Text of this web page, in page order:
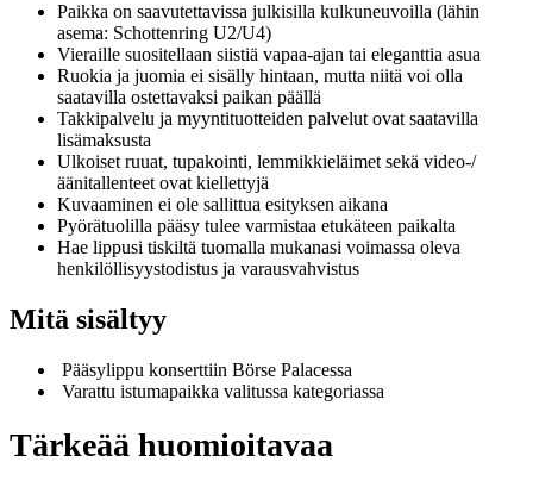
Paikka on saavutettavissa julkisilla kulkuneuvoilla (lähin
asema: Schottenring U2/U4)
Vieraille suositellaan siistiä vapaa-ajan tai eleganttia asua
Ruokia ja juomia ei sisälly hintaan, mutta niitä voi olla
saatavilla ostettavaksi paikan päällä
Takkipalvelu ja myyntituotteiden palvelut ovat saatavilla
lisämaksusta
Ulkoiset ruuat, tupakointi, lemmikkieläimet sekä video-/
äänitallenteet ovat kiellettyjä
Kuvaaminen ei ole sallittua esityksen aikana
Pyörätuolilla pääsy tulee varmistaa etukäteen paikalta
Hae lippusi tiskiltä tuomalla mukanasi voimassa oleva
henkilöllisyystodistus ja varausvahvistus
Mitä sisältyy
Pääsylippu konserttiin Börse Palacessa
Varattu istumapaikka valitussa kategoriassa
Tärkeää huomioitavaa